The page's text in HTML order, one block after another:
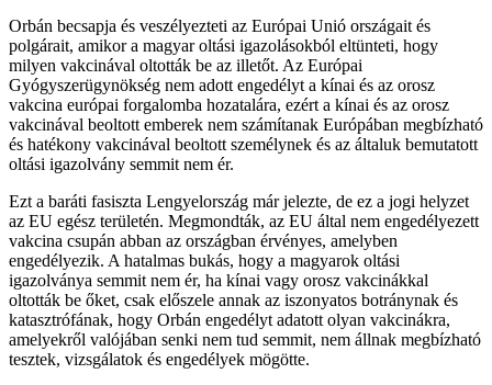
Orbán becsapja és veszélyezteti az Európai Unió országait és
polgárait, amikor a magyar oltási igazolásokból eltünteti, hogy
milyen vakcinával oltották be az illetőt. Az Európai
Gyógyszerügynökség nem adott engedélyt a kínai és az orosz
vakcina európai forgalomba hozatalára, ezért a kínai és az orosz
vakcinával beoltott emberek nem számítanak Európában megbízható
és hatékony vakcinával beoltott személynek és az általuk bemutatott
oltási igazolvány semmit nem ér.
Ezt a baráti fasiszta Lengyelország már jelezte, de ez a jogi helyzet
az EU egész területén. Megmondták, az EU által nem engedélyezett
vakcina csupán abban az országban érvényes, amelyben
engedélyezik. A hatalmas bukás, hogy a magyarok oltási
igazolványa semmit nem ér, ha kínai vagy orosz vakcinákkal
oltották be őket, csak előszele annak az iszonyatos botránynak és
katasztrófának, hogy Orbán engedélyt adatott olyan vakcinákra,
amelyekről valójában senki nem tud semmit, nem állnak megbízható
tesztek, vizsgálatok és engedélyek mögötte.